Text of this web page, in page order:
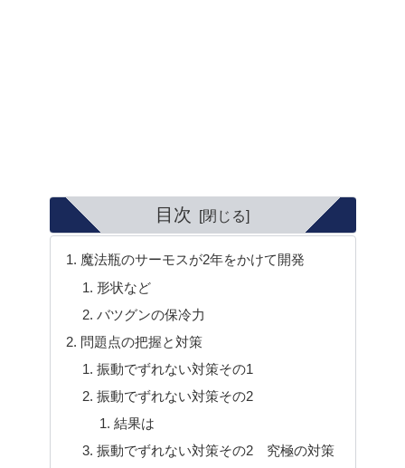
目次
魔法瓶のサーモスが2年をかけて開発
形状など
バツグンの保冷力
問題点の把握と対策
振動でずれない対策その1
振動でずれない対策その2
結果は
振動でずれない対策その2 究極の対策